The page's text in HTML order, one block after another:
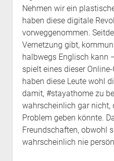
Nehmen wir ein
haben diese digitale
vorweggenommen.
Vernetzung gibt,
halbwegs Englisch kann
spielt eines dieser
haben diese Leute wohl
damit, #stayathome zu
wahrscheinlich gar nicht,
Problem geben könnte.
Freundschaften, obwohl
wahrscheinlich nie